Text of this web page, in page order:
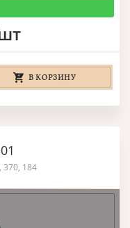
В КОРЗИНУ
184